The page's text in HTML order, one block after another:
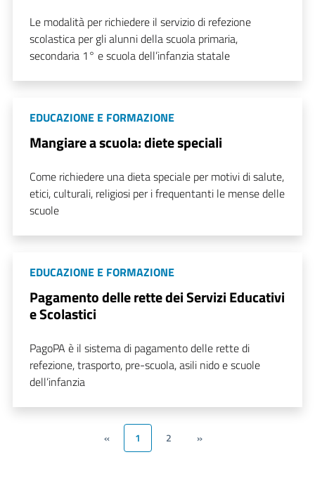
Le modalità per richiedere il servizio di refezione
scolastica per gli alunni della scuola primaria,
secondaria 1° e scuola dell’infanzia statale
EDUCAZIONE E FORMAZIONE
Mangiare a scuola: diete speciali
Come richiedere una dieta speciale per motivi di salute,
etici, culturali, religiosi per i frequentanti le mense delle
scuole
EDUCAZIONE E FORMAZIONE
Pagamento delle rette dei Servizi Educativi
e Scolastici
PagoPA è il sistema di pagamento delle rette di
refezione, trasporto, pre-scuola, asili nido e scuole
dell’infanzia
« 1 2 »